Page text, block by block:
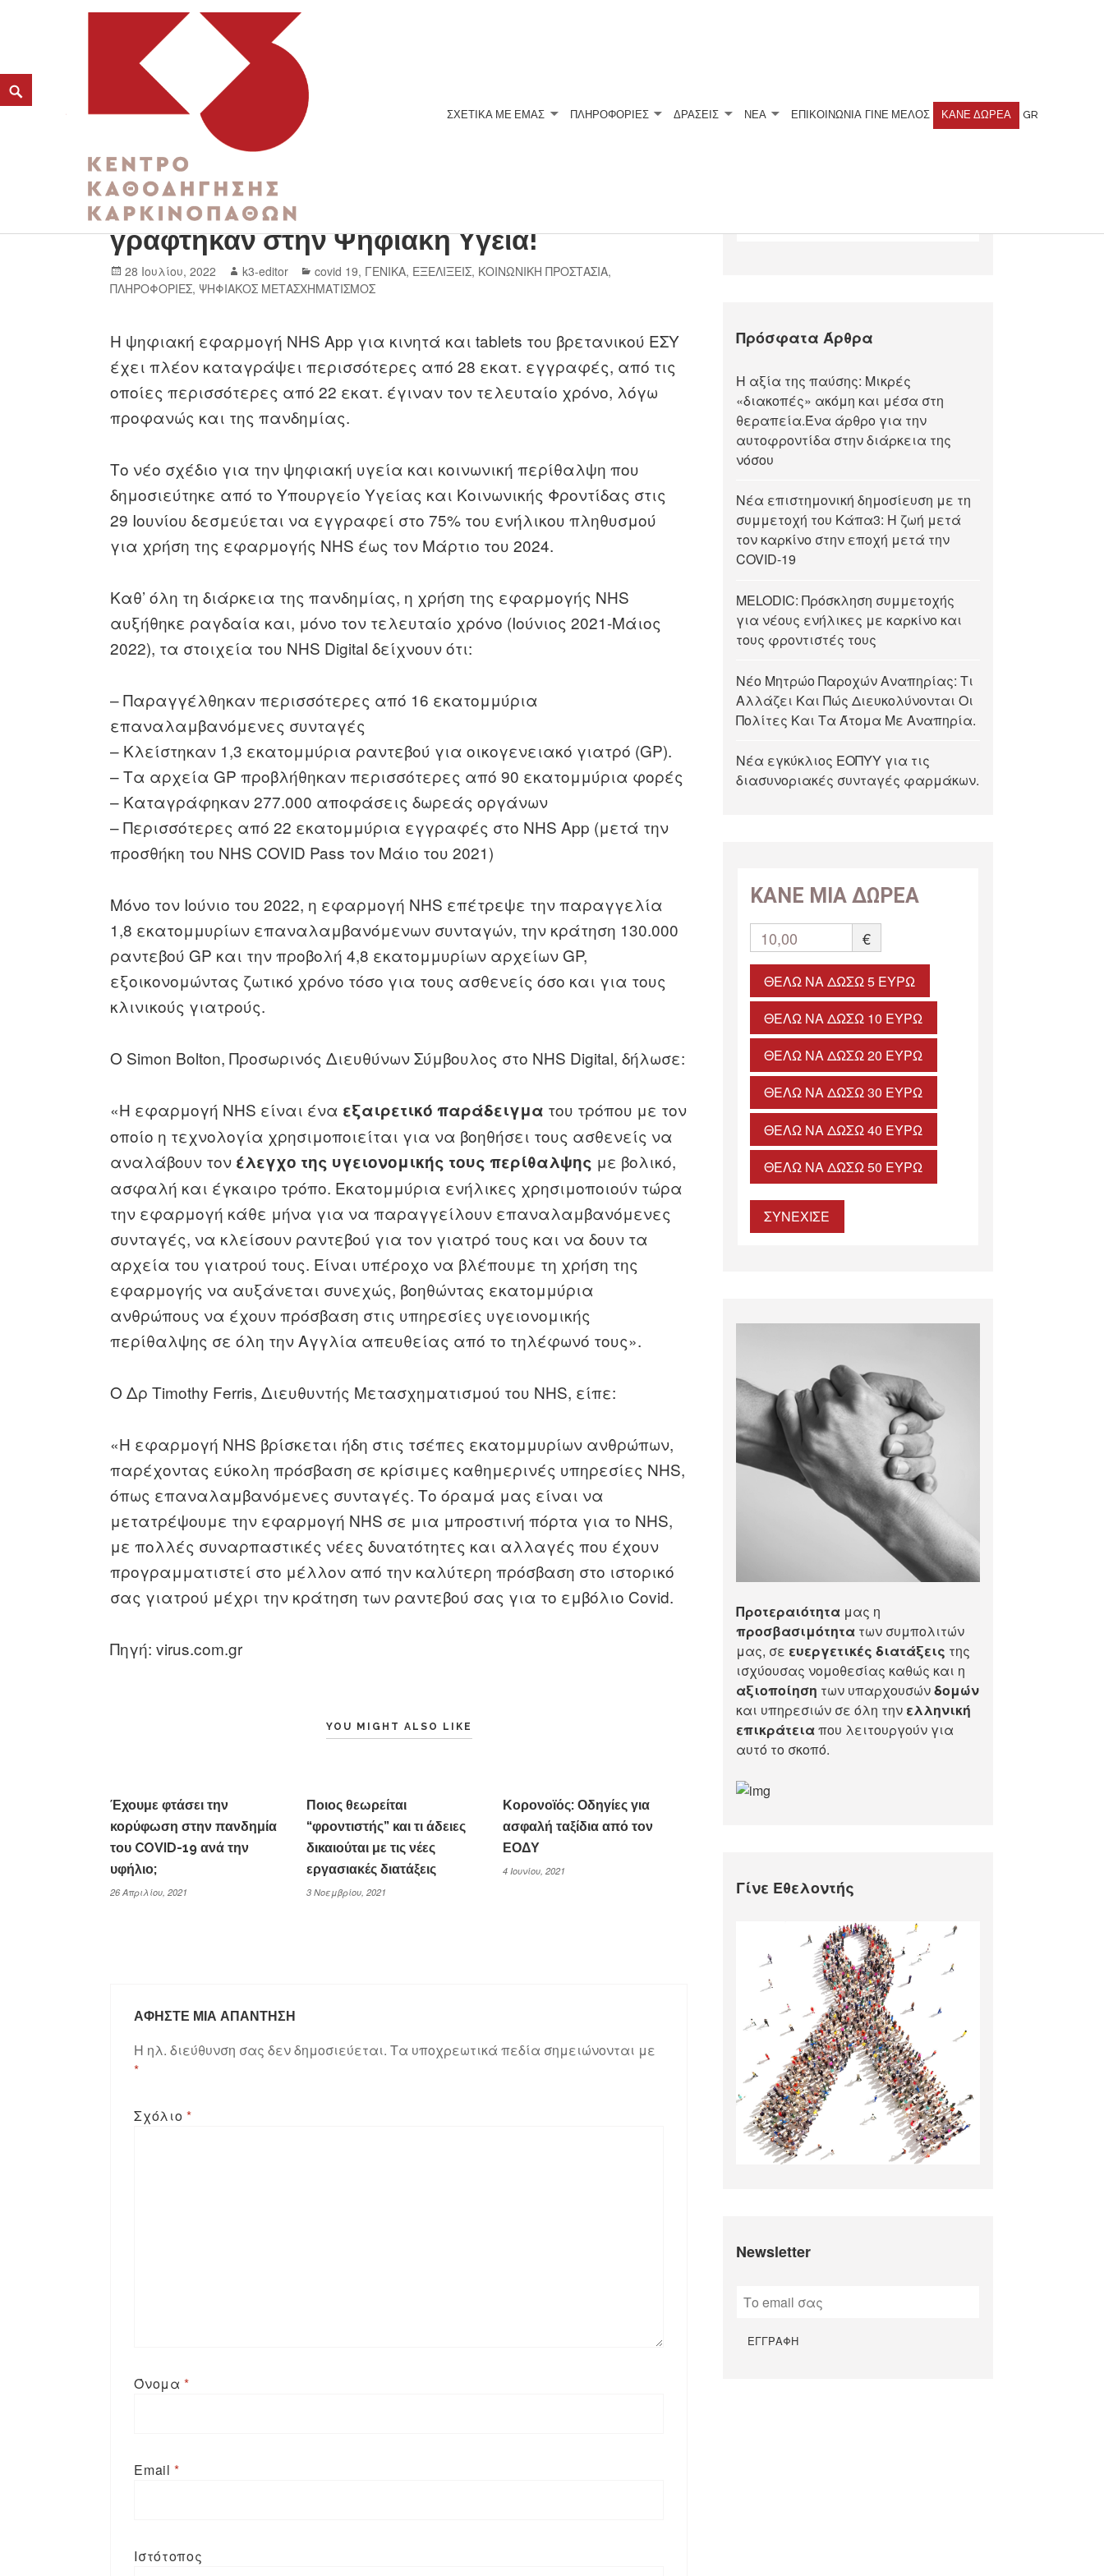
K3
ΚΕΝΤΡΟ ΚΑΘΟΔΗΓΗΣΗΣ ΚΑΡΚΙΝΟΠΑΘΩΝ
ΣΧΕΤΙΚΆ ΜΕ ΕΜΆΣ ΠΛΗΡΟΦΟΡΙΕΣ ΔΡΑΣΕΙΣ ΝΕΑ ΕΠΙΚΟΙΝΩΝΙΑ ΓΊΝΕ ΜΈΛΟΣ ΚΆΝΕ ΔΩΡΕΆ GR
Κάντο όπως οι Βρετανοί :28 εκατ. Βρετανοί
γράφτηκαν στην Ψηφιακή Υγεία!
28 Ιουλίου, 2022 k3-editor covid 19, ΓΕΝΙΚΑ, ΕΞΕΛΙΞΕΙΣ, ΚΟΙΝΩΝΙΚΗ ΠΡΟΣΤΑΣΙΑ,
ΠΛΗΡΟΦΟΡΙΕΣ, ΨΗΦΙΑΚΟΣ ΜΕΤΑΣΧΗΜΑΤΙΣΜΟΣ
Η ψηφιακή εφαρμογή NHS App για κινητά και tablets του βρετανικού ΕΣΥ
έχει πλέον καταγράψει περισσότερες από 28 εκατ. εγγραφές, από τις
οποίες περισσότερες από 22 εκατ. έγιναν τον τελευταίο χρόνο, λόγω
προφανώς και της πανδημίας.
Το νέο σχέδιο για την ψηφιακή υγεία και κοινωνική περίθαλψη που
δημοσιεύτηκε από το Υπουργείο Υγείας και Κοινωνικής Φροντίδας στις
29 Ιουνίου δεσμεύεται να εγγραφεί στο 75% του ενήλικου πληθυσμού
για χρήση της εφαρμογής NHS έως τον Μάρτιο του 2024.
Καθ’ όλη τη διάρκεια της πανδημίας, η χρήση της εφαρμογής NHS
αυξήθηκε ραγδαία και, μόνο τον τελευταίο χρόνο (Ιούνιος 2021-Μάιος
2022), τα στοιχεία του NHS Digital δείχνουν ότι:
– Παραγγέλθηκαν περισσότερες από 16 εκατομμύρια
επαναλαμβανόμενες συνταγές
– Κλείστηκαν 1,3 εκατομμύρια ραντεβού για οικογενειακό γιατρό (GP).
– Τα αρχεία GP προβλήθηκαν περισσότερες από 90 εκατομμύρια φορές
– Καταγράφηκαν 277.000 αποφάσεις δωρεάς οργάνων
– Περισσότερες από 22 εκατομμύρια εγγραφές στο NHS App (μετά την
προσθήκη του NHS COVID Pass τον Μάιο του 2021)
Μόνο τον Ιούνιο του 2022, η εφαρμογή NHS επέτρεψε την παραγγελία
1,8 εκατομμυρίων επαναλαμβανόμενων συνταγών, την κράτηση 130.000
ραντεβού GP και την προβολή 4,8 εκατομμυρίων αρχείων GP,
εξοικονομώντας ζωτικό χρόνο τόσο για τους ασθενείς όσο και για τους
κλινικούς γιατρούς.
Ο Simon Bolton, Προσωρινός Διευθύνων Σύμβουλος στο NHS Digital, δήλωσε:
«Η εφαρμογή NHS είναι ένα εξαιρετικό παράδειγμα του τρόπου με τον
οποίο η τεχνολογία χρησιμοποιείται για να βοηθήσει τους ασθενείς να
αναλάβουν τον έλεγχο της υγειονομικής τους περίθαλψης με βολικό,
ασφαλή και έγκαιρο τρόπο. Εκατομμύρια ενήλικες χρησιμοποιούν τώρα
την εφαρμογή κάθε μήνα για να παραγγείλουν επαναλαμβανόμενες
συνταγές, να κλείσουν ραντεβού για τον γιατρό τους και να δουν τα
αρχεία του γιατρού τους. Είναι υπέροχο να βλέπουμε τη χρήση της
εφαρμογής να αυξάνεται συνεχώς, βοηθώντας εκατομμύρια
ανθρώπους να έχουν πρόσβαση στις υπηρεσίες υγειονομικής
περίθαλψης σε όλη την Αγγλία απευθείας από το τηλέφωνό τους».
Ο Δρ Timothy Ferris, Διευθυντής Μετασχηματισμού του NHS, είπε:
«Η εφαρμογή NHS βρίσκεται ήδη στις τσέπες εκατομμυρίων ανθρώπων,
παρέχοντας εύκολη πρόσβαση σε κρίσιμες καθημερινές υπηρεσίες NHS,
όπως επαναλαμβανόμενες συνταγές. Το όραμά μας είναι να
μετατρέψουμε την εφαρμογή NHS σε μια μπροστινή πόρτα για το NHS,
με πολλές συναρπαστικές νέες δυνατότητες και αλλαγές που έχουν
προγραμματιστεί στο μέλλον από την καλύτερη πρόσβαση στο ιστορικό
σας γιατρού μέχρι την κράτηση των ραντεβού σας για το εμβόλιο Covid.
Πηγή: virus.com.gr
YOU MIGHT ALSO LIKE
Έχουμε φτάσει την
κορύφωση στην πανδημία
του COVID-19 ανά την
υφήλιο;
26 Απριλίου, 2021
Ποιος θεωρείται
“φροντιστής” και τι άδειες
δικαιούται με τις νέες
εργασιακές διατάξεις
3 Νοεμβρίου, 2021
Κορονοϊός: Οδηγίες για
ασφαλή ταξίδια από τον
ΕΟΔΥ
4 Ιουνίου, 2021
ΑΦΉΣΤΕ ΜΙΑ ΑΠΆΝΤΗΣΗ
Η ηλ. διεύθυνση σας δεν δημοσιεύεται. Τα υποχρεωτικά πεδία σημειώνονται με
*
Σχόλιο *
Όνομα*
Email*
Ιστότοπος
Πρόσφατα Άρθρα
Η αξία της παύσης: Μικρές
«διακοπές» ακόμη και μέσα στη
θεραπεία.Ένα άρθρο για την
αυτοφροντίδα στην διάρκεια της
νόσου
Νέα επιστημονική δημοσίευση με τη
συμμετοχή του Κάπα3: Η ζωή μετά
τον καρκίνο στην εποχή μετά την
COVID-19
MELODIC: Πρόσκληση συμμετοχής
για νέους ενήλικες με καρκίνο και
τους φροντιστές τους
Νέο Μητρώο Παροχών Αναπηρίας: Τι
Αλλάζει Και Πώς Διευκολύνονται Οι
Πολίτες Και Τα Άτομα Με Αναπηρία.
Νέα εγκύκλιος ΕΟΠΥΥ για τις
διασυνοριακές συνταγές φαρμάκων.
ΚΑΝΕ ΜΙΑ ΔΩΡΕΑ
10,00 €
ΘΈΛΩ ΝΑ ΔΏΣΩ 5 ΕΥΡΏ
ΘΈΛΩ ΝΑ ΔΏΣΩ 10 ΕΥΡΏ
ΘΈΛΩ ΝΑ ΔΏΣΩ 20 ΕΥΡΏ
ΘΈΛΩ ΝΑ ΔΏΣΩ 30 ΕΥΡΏ
ΘΈΛΩ ΝΑ ΔΏΣΩ 40 ΕΥΡΏ
ΘΈΛΩ ΝΑ ΔΏΣΩ 50 ΕΥΡΏ
ΣΥΝΕΧΙΣΕ
Προτεραιότητα μας η
προσβασιμότητα των συμπολιτών
μας, σε ευεργετικές διατάξεις της
ισχύουσας νομοθεσίας καθώς και η
αξιοποίηση των υπαρχουσώνδομών
και υπηρεσιών σε όλη την ελληνική
επικράτειαπου λειτουργούν για
αυτό το σκοπό.​
Γίνε Εθελοντής
Newsletter